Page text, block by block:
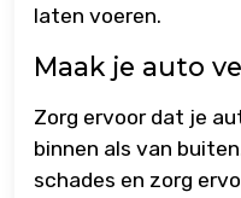
laten voeren.
Maak je auto
Zorg ervoor dat je
binnen als van
schades en zorg